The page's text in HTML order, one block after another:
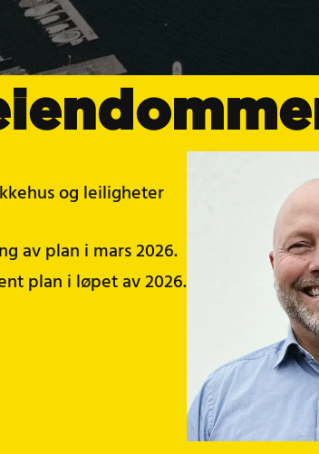
og leiligheter
av plan i mars 2026.
plan i løpet av 2026.